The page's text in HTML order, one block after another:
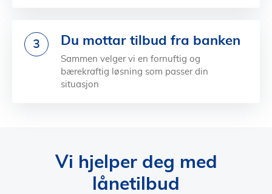
3 Du mottar tilbud fra banken
Sammen velger vi en fornuftig og
bærekraftig løsning som passer din
situasjon
Vi hjelper deg med
lånetilbud